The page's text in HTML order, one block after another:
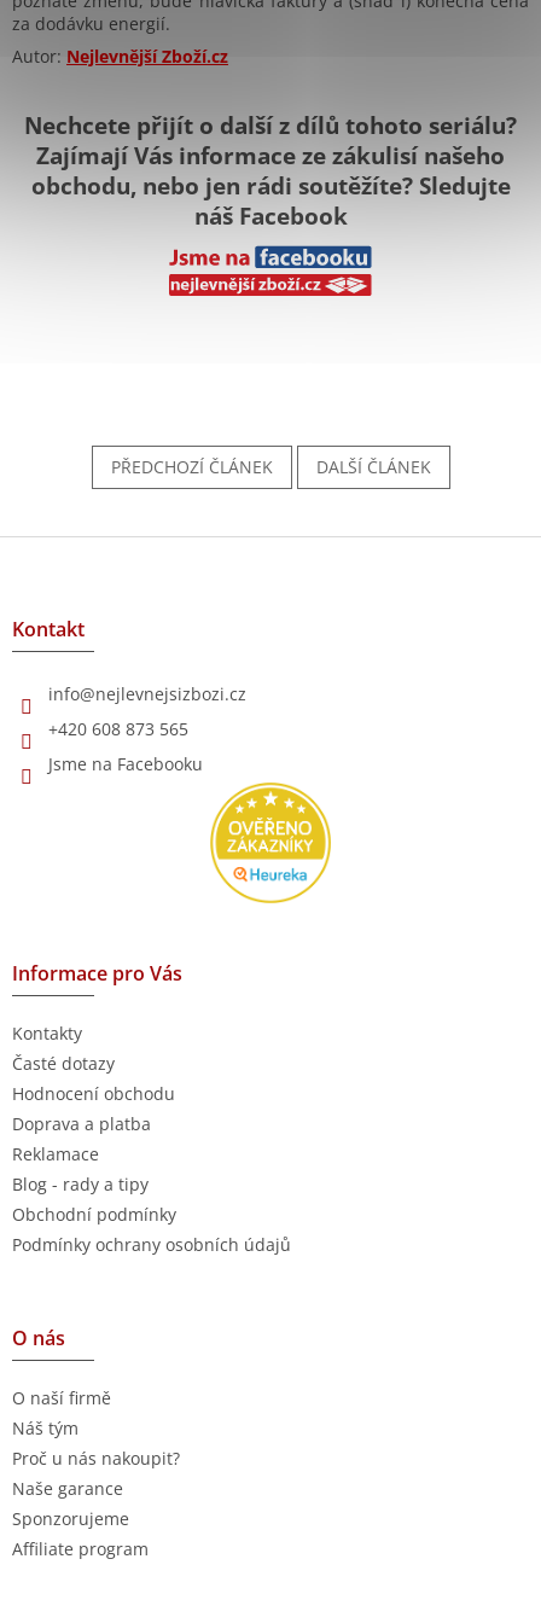
za dodávku energií.
Autor: Nejlevnější Zboží.cz
Nechcete přijít o další z dílů tohoto seriálu?
Zajímají Vás informace ze zákulisí našeho
obchodu, nebo jen rádi soutěžíte? Sledujte
náš Facebook
PŘEDCHOZÍ ČLÁNEK DALŠÍ ČLÁNEK
Z
Kontakt
info@nejlevnejsizbozi.cz
+420 608 873 565
Jsme na Facebooku
Informace pro Vás
Kontakty
Časté dotazy
Hodnocení obchodu
Doprava a platba
Reklamace
Blog - rady a tipy
Obchodní podmínky
Podmínky ochrany osobních údajů
O nás
O naší firmě
Náš tým
Proč u nás nakoupit?
Naše garance
Sponzorujeme
Affiliate program